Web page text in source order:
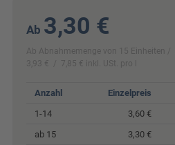
Ab 3,30 €
Ab Abnahmemenge von 15 Einheiten
3,93 €
7,85 € inkl. USt. pro l
Anzahl Einzelpreis
1-14
3,60 €
ab 15
3,30 €